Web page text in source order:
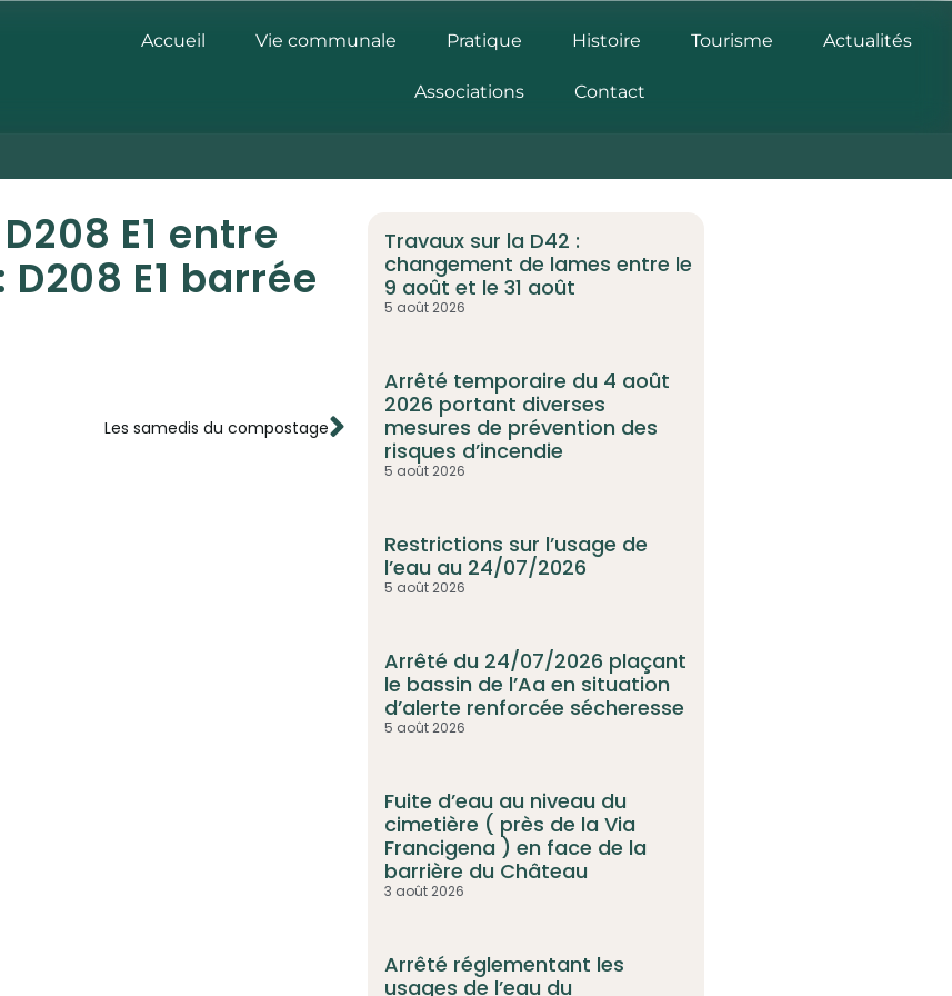
Accueil Vie communale Pratique Histoire Tourisme Actualités
Associations Contact
E1 entre
E1 barrée
Les samedis du compostage
Travaux sur la D42 :
changement de lames entre le
9 août et le 31 août
5 août 2026
Arrêté temporaire du 4 août
2026 portant diverses
mesures de prévention des
risques d’incendie
5 août 2026
Restrictions sur l’usage de
l’eau au 24/07/2026
5 août 2026
Arrêté du 24/07/2026 plaçant
le bassin de l’Aa en situation
d’alerte renforcée sécheresse
5 août 2026
Fuite d’eau au niveau du
cimetière ( près de la Via
Francigena ) en face de la
barrière du Château
3 août 2026
Arrêté réglementant les
usages de l’eau du